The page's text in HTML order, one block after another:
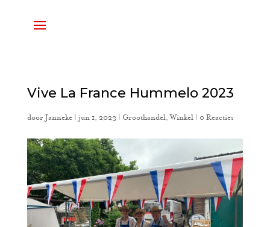
Vive La France Hummelo 2023
door Janneke| jun 1, 2023| Groothandel,Winkel| 0 Reacties